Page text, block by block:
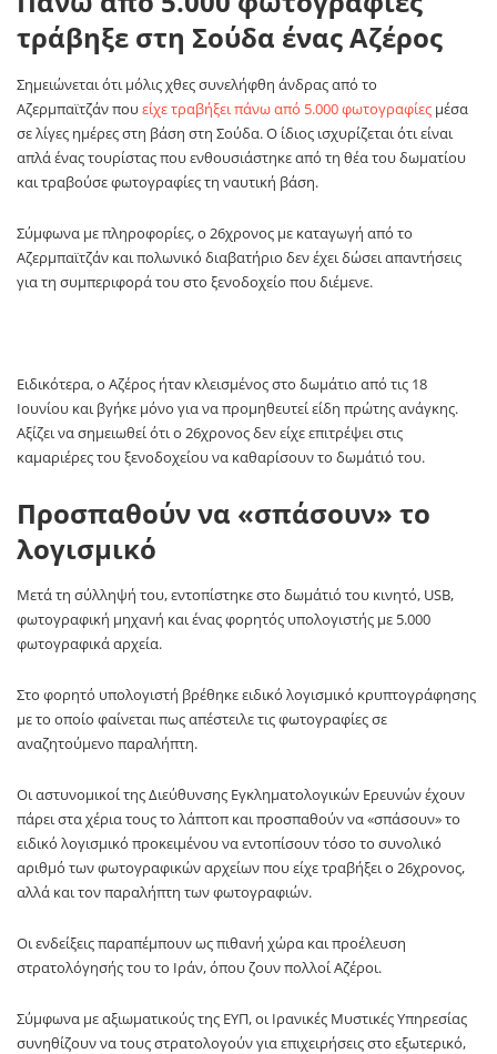
τράβηξε στη Σούδα ένας Αζέρος
Σημειώνεται ότι μόλις χθες συνελήφθη άνδρας από το
Αζερμπαϊτζάν πουείχε τραβήξει πάνω από 5.000 φωτογραφίες μέσα
σε λίγες ημέρες στη βάση στη Σούδα. Ο ίδιος ισχυρίζεται ότι είναι
απλά ένας τουρίστας που ενθουσιάστηκε από τη θέα του δωματίου
και τραβούσε φωτογραφίες τη ναυτική βάση.
Σύμφωνα με πληροφορίες, ο 26χρονος με καταγωγή από το
Αζερμπαϊτζάν και πολωνικό διαβατήριο δεν έχει δώσει απαντήσεις
για τη συμπεριφορά του στο ξενοδοχείο που διέμενε.
Ειδικότερα, ο Αζέρος ήταν κλεισμένος στο δωμάτιο από τις 18
Ιουνίου και βγήκε μόνο για να προμηθευτεί είδη πρώτης ανάγκης.
Αξίζει να σημειωθεί ότι ο 26χρονος δεν είχε επιτρέψει στις
καμαριέρες του ξενοδοχείου να καθαρίσουν το δωμάτιό του.
Προσπαθούν να «σπάσουν» το
λογισμικό
Μετά τη σύλληψή του, εντοπίστηκε στο δωμάτιό του κινητό, USB,
φωτογραφική μηχανή και ένας φορητός υπολογιστής με 5.000
φωτογραφικά αρχεία.
Στο φορητό υπολογιστή βρέθηκε ειδικό λογισμικό κρυπτογράφησης
με το οποίο φαίνεται πως απέστειλε τις φωτογραφίες σε
αναζητούμενο παραλήπτη.
Οι αστυνομικοί της Διεύθυνσης Εγκληματολογικών Ερευνών έχουν
πάρει στα χέρια τους το λάπτοπ και προσπαθούν να «σπάσουν» το
ειδικό λογισμικό προκειμένου να εντοπίσουν τόσο το συνολικό
αριθμό των φωτογραφικών αρχείων που είχε τραβήξει ο 26χρονος,
αλλά και τον παραλήπτη των φωτογραφιών.
Οι ενδείξεις παραπέμπουν ως πιθανή χώρα και προέλευση
στρατολόγησής του το Ιράν, όπου ζουν πολλοί Αζέροι.
Σύμφωνα με αξιωματικούς της ΕΥΠ, οι Ιρανικές Μυστικές Υπηρεσίας
συνηθίζουν να τους στρατολογούν για επιχειρήσεις στο εξωτερικό,